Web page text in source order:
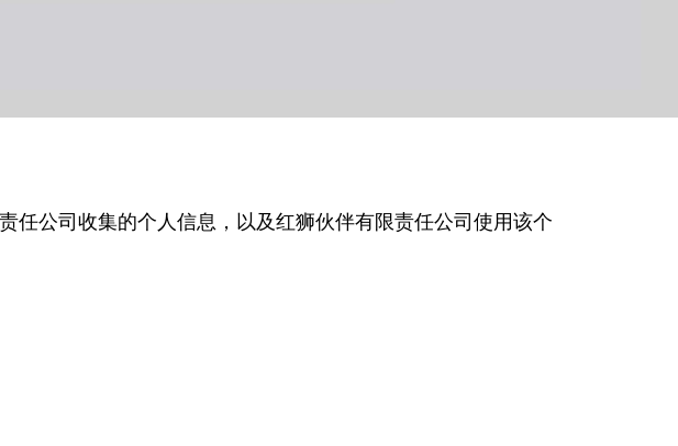
公司收集的个人信息，以及红狮伙伴有限责任公司使用该个